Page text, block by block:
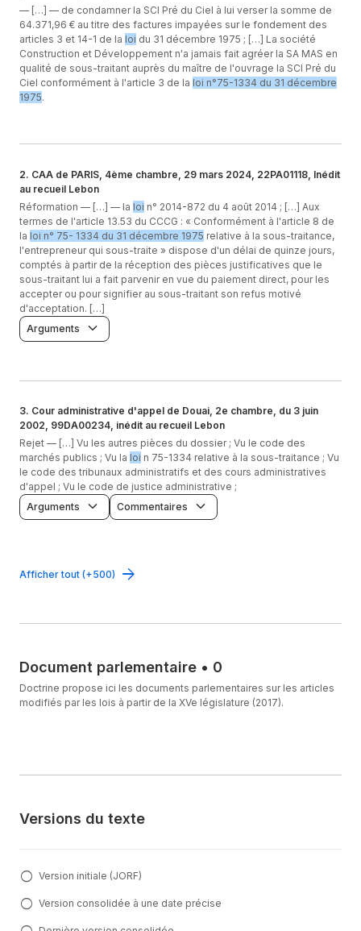
— […] — de condamner la SCI Pré du Ciel à lui verser la somme de
64.371,96 € au titre des factures impayées sur le fondement des
articles 3 et 14-1 de la loi du 31 décembre 1975 ; […] La société
Construction et Développement n'a jamais fait agréer la SA MAS en
qualité de sous-traitant auprès du maître de l'ouvrage la SCI Pré du
Ciel conformément à l'article 3 de la loi n°75-1334 du 31 décembre
1975.
2. CAA de PARIS, 4ème chambre, 29 mars 2024, 22PA01118, Inédit
au recueil Lebon
Réformation — […] — la loi n° 2014-872 du 4 août 2014 ; […] Aux
termes de l'article 13.53 du CCCG : « Conformément à l'article 8 de
la loi n° 75- 1334 du 31 décembre 1975 relative à la sous-traitance,
l'entrepreneur qui sous-traite » dispose d'un délai de quinze jours,
comptés à partir de la réception des pièces justificatives que le
sous-traitant lui a fait parvenir en vue du paiement direct, pour les
accepter ou pour signifier au sous-traitant son refus motivé
d'acceptation. […]
Arguments
3. Cour administrative d'appel de Douai, 2e chambre, du 3 juin
2002, 99DA00234, inédit au recueil Lebon
Rejet — […] Vu les autres pièces du dossier ; Vu le code des
marchés publics ; Vu la loi n 75-1334 relative à la sous-traitance ; Vu
le code des tribunaux administratifs et des cours administratives
d'appel ; Vu le code de justice administrative ;
Arguments
Commentaires
Afficher tout (+500)
Document parlementaire • 0
Doctrine propose ici les documents parlementaires sur les articles
modifiés par les lois à partir de la XVe législature (2017).
Versions du texte
Version initiale (JORF)
Version consolidée à une date précise